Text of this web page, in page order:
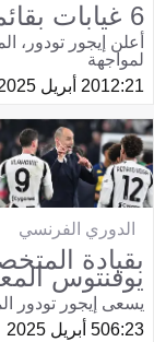
6 غيابات بقائمة يوفنتوس لمواجهة بارما
أعلن إيجور تودور،
لمواجهة
12:2120 أبريل 2025
الدوري الفرنسي
بقيادة
يوفنتوس
يسعى إيجور تودور
06:235 أبريل 2025